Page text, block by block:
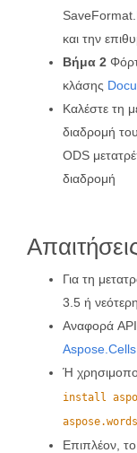
και την
Βήμα 2
κλάσης
Καλέστε τη
διαδρομή
ODS
διαδρομή
Για τη
3.5 ή
Αναφορά API
Aspose.Cells
Ή
install
aspose.words
Επιπλέον,